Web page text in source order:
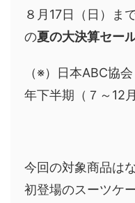
８月17日（日）ま
の夏の大決算セー
（※）日本ABC協
年下半期（７～12
今回の対象商品は
初登場のスーツケ